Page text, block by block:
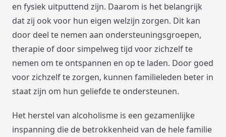
en fysiek uitputtend zijn. Daarom is het belangrijk
dat zij ook voor hun eigen welzijn zorgen. Dit kan
door deel te nemen aan ondersteuningsgroepen,
therapie of door simpelweg tijd voor zichzelf te
nemen om te ontspannen en op te laden. Door goed
voor zichzelf te zorgen, kunnen familieleden beter in
staat zijn om hun geliefde te ondersteunen.
Het herstel van alcoholisme is een gezamenlijke
inspanning die de betrokkenheid van de hele familie